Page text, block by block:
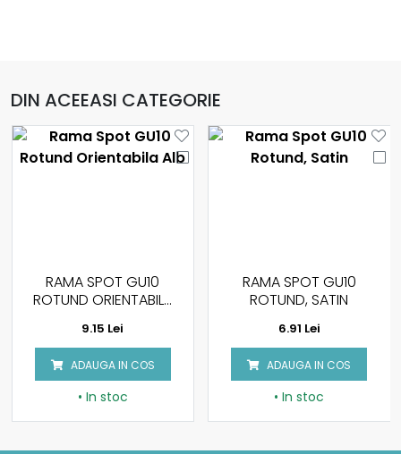
DIN ACEEASI CATEGORIE
RAMA SPOT GU10
ROTUND ORIENTABILA
9.15 Lei
ADAUGA IN COS
• In stoc
RAMA SPOT GU10
ROTUND, SATIN
6.91 Lei
ADAUGA IN COS
• In stoc